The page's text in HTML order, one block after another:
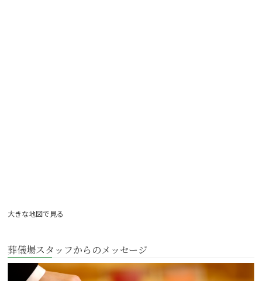
大きな地図で見る
葬儀場スタッフからのメッセージ